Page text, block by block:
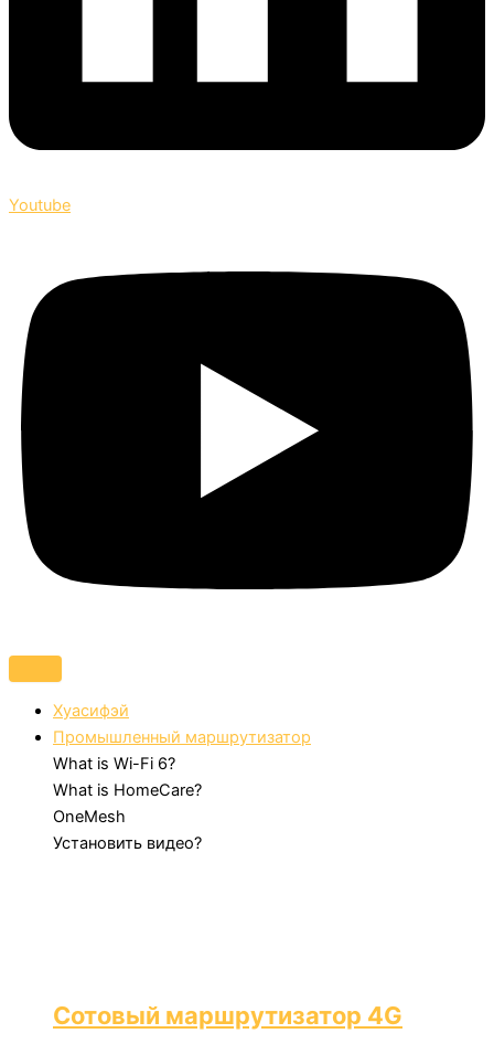
Youtube
Хуасифэй
Промышленный маршрутизатор
What is Wi-Fi 6?
What is HomeCare?
OneMesh
Установить видео?
Сотовый маршрутизатор 4G